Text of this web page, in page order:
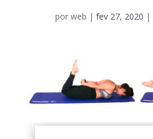
porweb |fev 27, 2020 |